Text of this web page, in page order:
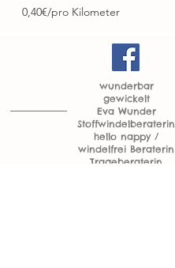
0,40€/pro Kilometer
wunderbar
gewickelt
Eva Wunder
Stoffwindelberaterin
hello nappy /
windelfrei Beraterin
Trageberaterin